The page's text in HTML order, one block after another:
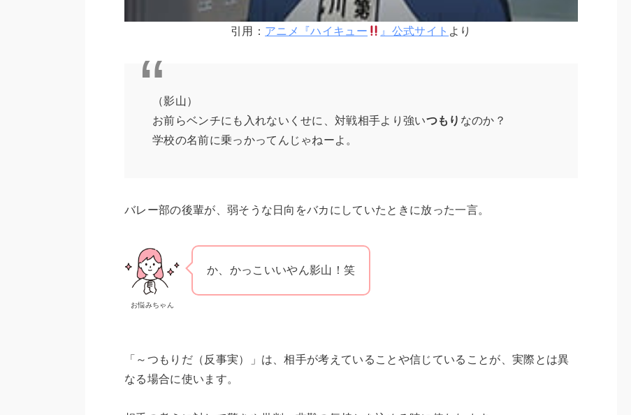
引用： アニメ『ハイキュー 』公式サイト より
（影山）
お前らベンチにも入れないくせに、対戦相手より強いつもり なのか？
学校の名前に乗っかってんじゃねーよ。
バレー部の後輩が、弱そうな日向をバカにしていたときに放った一言。
お悩みちゃん
か、かっこいいやん影山！笑
「～つもりだ（反事実）」は、相手が考えていることや信じていることが、実際とは異
なる場合に使います。